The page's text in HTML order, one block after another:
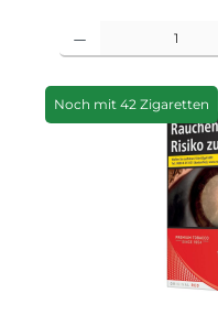
Noch mit 42 Zigaretten